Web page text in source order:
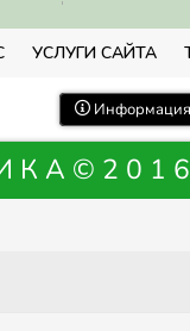
УСЛУГИ САЙТА
К А © 2 0 1